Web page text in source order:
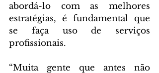
abordá-lo com as melhores
estratégias, é fundamental que
se faça uso de serviços
profissionais.
“Muita gente que antes não